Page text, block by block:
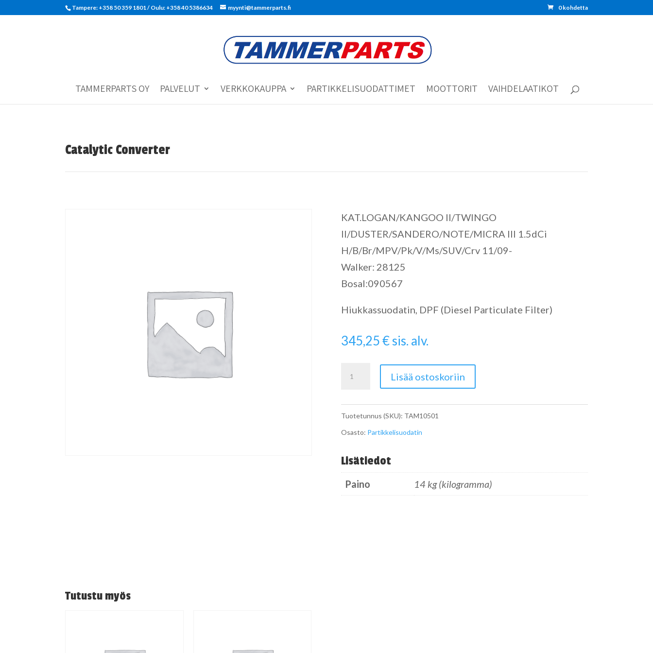
Tampere: +358 50 359 1801‬ / Oulu: +358 40 5386634 myynti@tammerparts.fi 0 kohdetta
TAMMERPARTS OY PALVELUT VERKKOKAUPPA PARTIKKELISUODATTIMET MOOTTORIT VAIHDELAATIKOT
Catalytic Converter
KAT.LOGAN/KANGOO II/TWINGO
II/DUSTER/SANDERO/NOTE/MICRA III 1.5dCi
H/B/Br/MPV/Pk/V/Ms/SUV/Crv 11/09-
Walker: 28125
Bosal:090567
Hiukkassuodatin, DPF (Diesel Particulate Filter)
345,25€ sis. alv.
Converter
määrä
Lisää ostoskoriin
Tuotetunnus (SKU): TAM10501
Osasto: Partikkelisuodatin
Lisätiedot
Paino 14 kg (kilogramma)
Tutustu myös